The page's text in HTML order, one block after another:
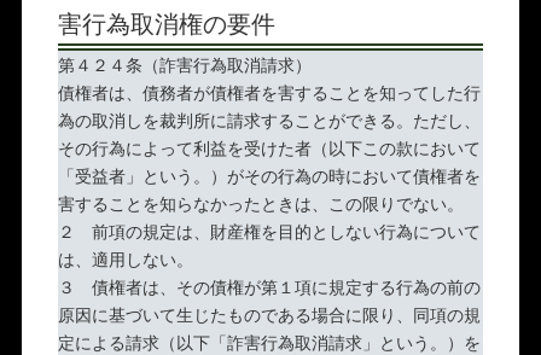
害行為取消権の要件
第４２４条（詐害行為取消請求）
債権者は、債務者が債権者を害することを知ってした行
為の取消しを裁判所に請求することができる。ただし、
その行為によって利益を受けた者（以下この款において
「受益者」という。）がその行為の時において債権者を
害することを知らなかったときは、この限りでない。
２ 前項の規定は、財産権を目的としない行為について
は、適用しない。
３ 債権者は、その債権が第１項に規定する行為の前の
原因に基づいて生じたものである場合に限り、同項の規
定による請求（以下「詐害行為取消請求」という。）を